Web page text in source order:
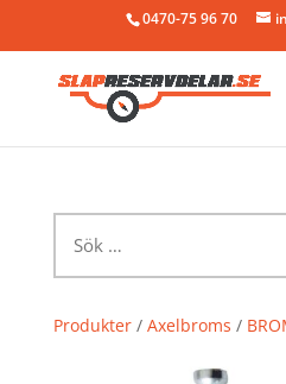
0470-75 96 70
efter:
Produkter/ Axelbroms /